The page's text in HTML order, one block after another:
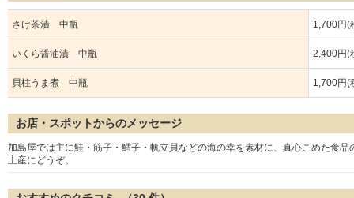
さけ茶漬 中瓶 1,700円(
いくら醤油漬 中瓶 2,400円(
貝柱うま煮 中瓶 1,700円(
お店・スポットからのメッセージ
加島屋では主に鮭・筋子・鱈子・帆立貝などの海の幸を素材に、真心こめた食
土産にどうぞ。